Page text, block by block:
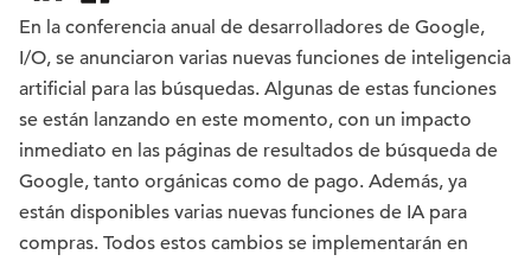
En la conferencia anual de desarrolladores de Google,
I/O, se anunciaron varias nuevas funciones de inteligencia
artificial para las búsquedas. Algunas de estas funciones
se están lanzando en este momento, con un impacto
inmediato en las páginas de resultados de búsqueda de
Google, tanto orgánicas como de pago. Además, ya
están disponibles varias nuevas funciones de IA para
compras. Todos estos cambios se implementarán en